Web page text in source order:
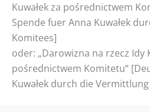
Kuwałek za pośrednictwem
Spende fuer Anna Kuwałek
Komitees]
oder: „Darowizna na rzecz Idy
pośrednictwem Komitetu“
Kuwałek durch die